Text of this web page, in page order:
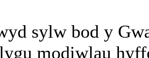
sylw bod y
modiwlau